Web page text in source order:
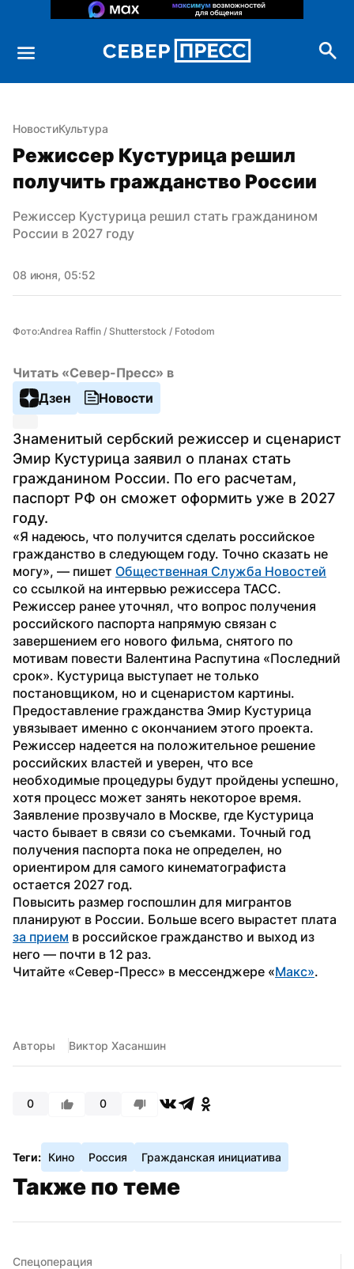
НовостиКультура
Режиссер Кустурица решил
получить гражданство России
Режиссер Кустурица решил стать гражданином
России в 2027 году
08 июня, 05:52
Фото:Andrea Raffin / Shutterstock / Fotodom
Читать «Север-Пресс» в
Дзен
Новости
Знаменитый сербский режиссер и сценарист
Эмир Кустурица заявил о планах стать
гражданином России. По его расчетам,
паспорт РФ он сможет оформить уже в 2027
году.
«Я надеюсь, что получится сделать российское
гражданство в следующем году. Точно сказать не
могу», — пишет Общественная Служба Новостей
со ссылкой на интервью режиссера ТАСС.
Режиссер ранее уточнял, что вопрос получения
российского паспорта напрямую связан с
завершением его нового фильма, снятого по
мотивам повести Валентина Распутина «Последний
срок». Кустурица выступает не только
постановщиком, но и сценаристом картины.
Предоставление гражданства Эмир Кустурица
увязывает именно с окончанием этого проекта.
Режиссер надеется на положительное решение
российских властей и уверен, что все
необходимые процедуры будут пройдены успешно,
хотя процесс может занять некоторое время.
Заявление прозвучало в Москве, где Кустурица
часто бывает в связи со съемками. Точный год
получения паспорта пока не определен, но
ориентиром для самого кинематографиста
остается 2027 год.
Повысить размер госпошлин для мигрантов
за прием в российское гражданство и выход из
него — почти в 12 раз.
Читайте «Север-Пресс» в мессенджере «Макс».
Авторы Виктор Хасаншин
0 0
Теги: Кино Россия Гражданская инициатива
Также по теме
Спецоперация